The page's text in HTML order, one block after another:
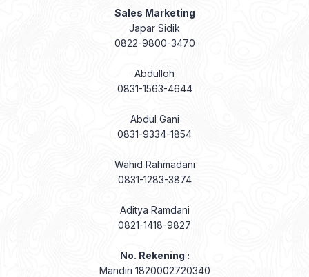
Sales Marketing
Japar Sidik
0822-9800-3470
Abdulloh
0831-1563-4644
Abdul Gani
0831-9334-1854
Wahid Rahmadani
0831-1283-3874
Aditya Ramdani
0821-1418-9827
No. Rekening :
Mandiri 1820002720340